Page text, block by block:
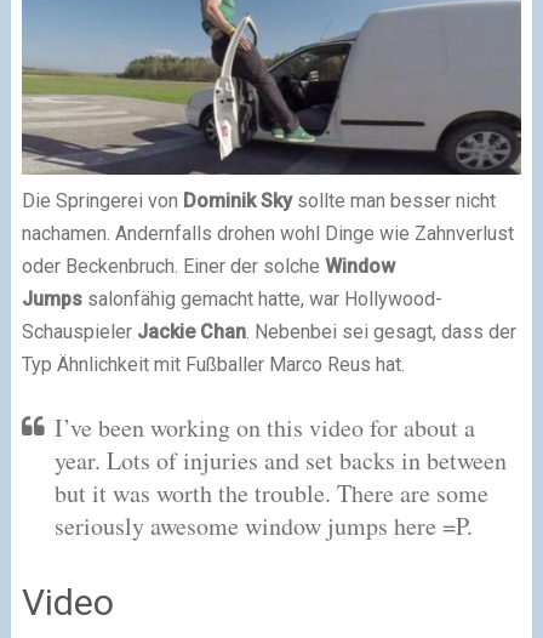
Die Springerei von Dominik Skysollte man besser nicht
nachamen. Andernfalls drohen wohl Dinge wie Zahnverlust
oder Beckenbruch. Einer der solche Window
Jumpssalonfähig gemacht hatte, war Hollywood-
Schauspieler Jackie Chan. Nebenbei sei gesagt, dass der
Typ Ähnlichkeit mit Fußballer Marco Reus hat.
I’ve been working on this video for about a
year. Lots of injuries and set backs in between
but it was worth the trouble. There are some
seriously awesome window jumps here =P.
Video